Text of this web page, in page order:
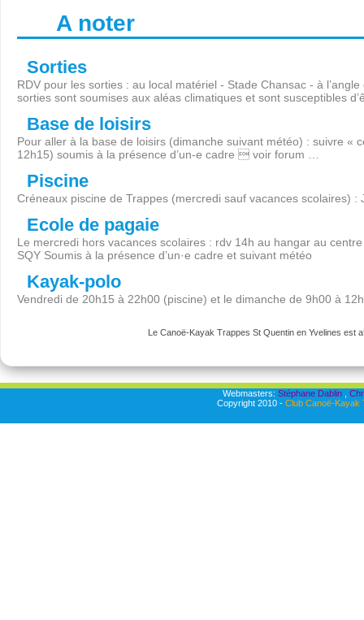
A noter
Sorties
RDV pour les sorties : au local matériel - Stade Chansac - à
sorties sont soumises aux aléas climatiques et sont susceptibles
Base de loisirs
Pour aller à la base de loisirs (dimanche suivant météo) : suivre
12h15) soumis à la présence d’un-e cadre  voir forum …
Piscine
Créneaux piscine de Trappes (mercredi sauf vacances scolaires)
Ecole de pagaie
Le mercredi hors vacances scolaires : rdv 14h au hangar au
SQY Soumis à la présence d’un·e cadre et suivant météo
Kayak-polo
Vendredi de 20h15 à 22h00 (piscine) et le dimanche de 9h00 à
Le Canoë-Kayak Trappes St Quentin en Yvelines est
Webmasters: Stéphane Dablin,
Copyright 2010 - Club Canoë-Kayak